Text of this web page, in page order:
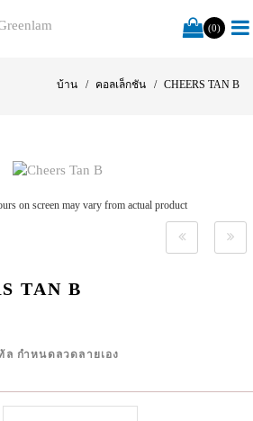
(0)
บ้าน คอลเล็กชัน CHEERS TAN B
on screen may vary from actual product
TAN B
ล กำหนดลวดลายเอง